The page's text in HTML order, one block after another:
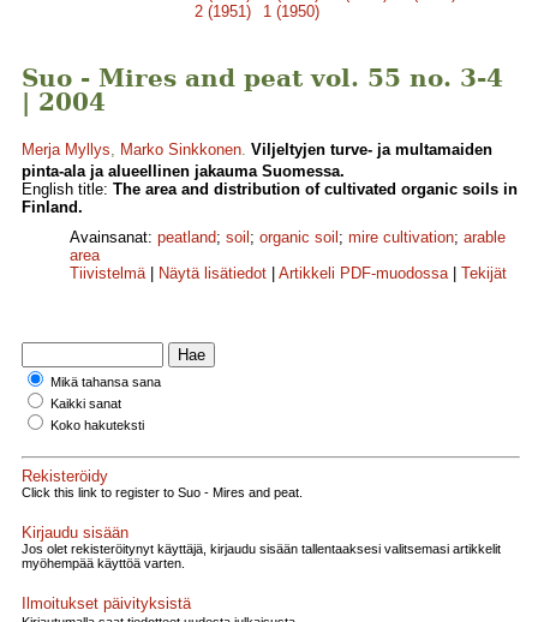
2 (1951)
1 (1950)
Suo - Mires and peat vol. 55 no. 3-4
| 2004
Merja Myllys, Marko Sinkkonen. Viljeltyjen turve- ja multamaiden
pinta-ala ja alueellinen jakauma Suomessa.
English title: The area and distribution of cultivated organic soils in
Finland.
Avainsanat: peatland; soil ; organic soil ; mire cultivation; arable
area
Tiivistelmä| Näytä lisätiedot Artikkeli PDF-muodossa| Tekijät
Mikä tahansa sana
Kaikki sanat
Koko hakuteksti
Rekisteröidy
Click this link to register to Suo - Mires and peat.
Kirjaudu sisään
Jos olet rekisteröitynyt käyttäjä, kirjaudu sisään tallentaaksesi valitsemasi artikkelit
myöhempää käyttöä varten.
Ilmoitukset päivityksistä